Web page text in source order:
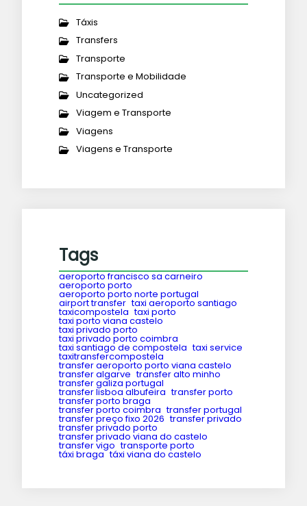
Táxis
Transfers
Transporte
Transporte e Mobilidade
Uncategorized
Viagem e Transporte
Viagens
Viagens e Transporte
Tags
aeroporto francisco sa carneiro
aeroporto porto
aeroporto porto norte portugal
airport transfer taxi aeroporto santiago
taxicompostela taxi porto
taxi porto viana castelo
taxi privado porto
taxi privado porto coimbra
taxi santiago de compostela taxi service
taxitransfercompostela
transfer aeroporto porto viana castelo
transfer algarve transfer alto minho
transfer galiza portugal
transfer lisboa albufeira transfer porto
transfer porto braga
transfer porto coimbra transfer portugal
transfer preço fixo 2026 transfer privado
transfer privado porto
transfer privado viana do castelo
transfer vigo transporte porto
táxi braga táxi viana do castelo